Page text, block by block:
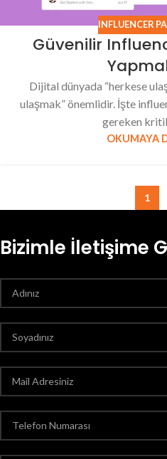
INFLUENCER
Güvenilir
Dijital dünyada “herkese
ulaşmak” önemlidir. İşte
gereken
OKUMAYA
1
Bizimle İletişime